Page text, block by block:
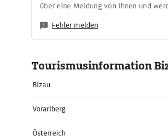
über eine Meldung von Ihnen und
Fehler melden
Tourismusinformation
Bizau
Vorarlberg
Österreich